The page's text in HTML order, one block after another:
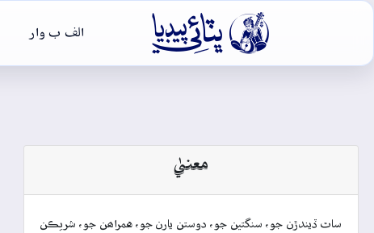
 الف ب وار
معنيٰ
ساٿ ڏيندڙن جو، سنگتين جو، دوستن يارن جو، همراھن جو، شريڪن